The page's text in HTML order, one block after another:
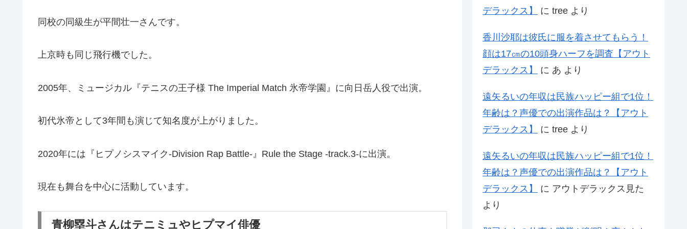
同校の同級生が平間壮一さんです。
上京時も同じ飛行機でした。
2005年、ミュージカル『テニスの王子様 The Imperial Match 氷帝学園』に向日岳人役で出演。
初代氷帝として3年間も演じて知名度が上がりました。
2020年には『ヒプノシスマイク-Division Rap Battle-』Rule the Stage -track.3-に出演。
現在も舞台を中心に活動しています。
青柳塁斗さんはテニミュやヒプマイ俳優
デラックス】 に tree より
香川沙耶は彼氏に服を着させてもらう！
顔は17㎝の10頭身ハーフを調査【アウト
デラックス】
に あ より
遠矢るいの年収は民族ハッピー組で1位！
年齢は？声優での出演作品は？【アウト
デラックス】
に tree より
遠矢るいの年収は民族ハッピー組で1位！
年齢は？声優での出演作品は？【アウト
デラックス】
に アウトデラックス見た
より